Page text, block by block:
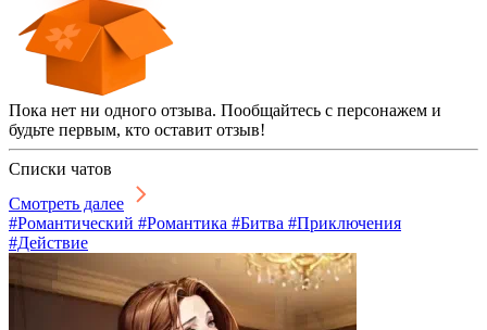
Пока нет ни одного отзыва. Пообщайтесь с персонажем и
будьте первым, кто оставит отзыв!
Списки чатов
Смотреть далее
#Романтический #Романтика #Битва #Приключения
#Действие